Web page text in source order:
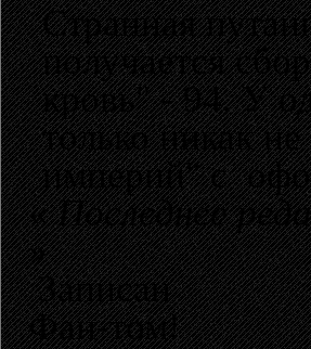
Странная
получается
кровь" - 94. У
только никак
империй" с
«Последнее
»
Записан
Фан-том!